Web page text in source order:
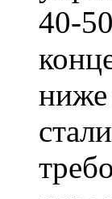
40-50
ниже